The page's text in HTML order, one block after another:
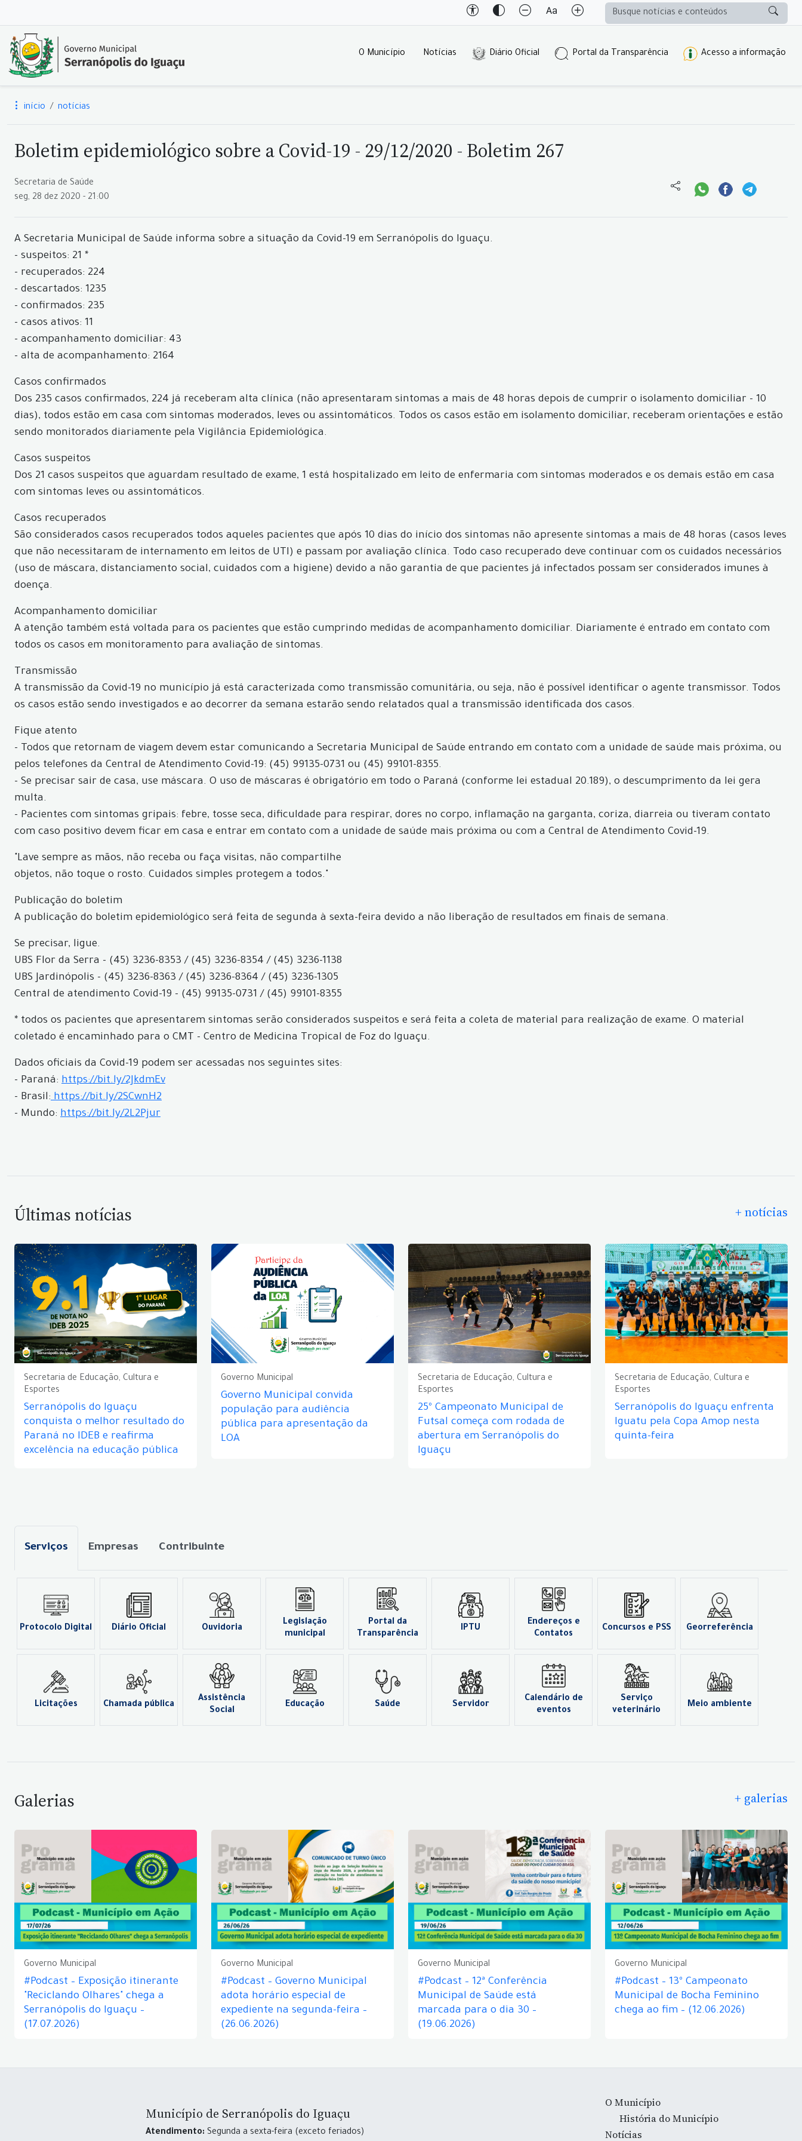
O Município Notícias Diário Oficial Portal da Transparência Acesso a informação
início notícias
Boletim epidemiológico sobre a Covid-19 - 29/12/2020 - Boletim 267
Secretaria de Saúde
seg, 28 dez 2020 - 21:00
A Secretaria Municipal de Saúde informa sobre a situação da Covid-19 em Serranópolis do Iguaçu.
- suspeitos: 21 *
- recuperados: 224
- descartados: 1235
- confirmados: 235
- casos ativos: 11
- acompanhamento domiciliar: 43
- alta de acompanhamento: 2164
Casos confirmados
Dos 235 casos confirmados, 224 já receberam alta clínica (não apresentaram sintomas a mais de 48 horas depois de cumprir o isolamento domiciliar - 10
dias), todos estão em casa com sintomas moderados, leves ou assintomáticos. Todos os casos estão em isolamento domiciliar, receberam orientações e estão
sendo monitorados diariamente pela Vigilância Epidemiológica.
Casos suspeitos
Dos 21 casos suspeitos que aguardam resultado de exame, 1 está hospitalizado em leito de enfermaria com sintomas moderados e os demais estão em casa
com sintomas leves ou assintomáticos.
Casos recuperados
São considerados casos recuperados todos aqueles pacientes que após 10 dias do início dos sintomas não apresente sintomas a mais de 48 horas (casos leves
que não necessitaram de internamento em leitos de UTI) e passam por avaliação clínica. Todo caso recuperado deve continuar com os cuidados necessários
(uso de máscara, distanciamento social, cuidados com a higiene) devido a não garantia de que pacientes já infectados possam ser considerados imunes à
doença.
Acompanhamento domiciliar
A atenção também está voltada para os pacientes que estão cumprindo medidas de acompanhamento domiciliar. Diariamente é entrado em contato com
todos os casos em monitoramento para avaliação de sintomas.
Transmissão
A transmissão da Covid-19 no município já está caracterizada como transmissão comunitária, ou seja, não é possível identificar o agente transmissor. Todos
os casos estão sendo investigados e ao decorrer da semana estarão sendo relatados qual a transmissão identificada dos casos.
Fique atento
- Todos que retornam de viagem devem estar comunicando a Secretaria Municipal de Saúde entrando em contato com a unidade de saúde mais próxima, ou
pelos telefones da Central de Atendimento Covid-19: (45) 99135-0731 ou (45) 99101-8355.
- Se precisar sair de casa, use máscara. O uso de máscaras é obrigatório em todo o Paraná (conforme lei estadual 20.189), o descumprimento da lei gera
multa.
- Pacientes com sintomas gripais: febre, tosse seca, dificuldade para respirar, dores no corpo, inflamação na garganta, coriza, diarreia ou tiveram contato
com caso positivo devem ficar em casa e entrar em contato com a unidade de saúde mais próxima ou com a Central de Atendimento Covid-19.
"Lave sempre as mãos, não receba ou faça visitas, não compartilhe
objetos, não toque o rosto. Cuidados simples protegem a todos."
Publicação do boletim
A publicação do boletim epidemiológico será feita de segunda à sexta-feira devido a não liberação de resultados em finais de semana.
Se precisar, ligue.
UBS Flor da Serra - (45) 3236-8353 / (45) 3236-8354 / (45) 3236-1138
UBS Jardinópolis - (45) 3236-8363 / (45) 3236-8364 / (45) 3236-1305
Central de atendimento Covid-19 - (45) 99135-0731 / (45) 99101-8355
* todos os pacientes que apresentarem sintomas serão considerados suspeitos e será feita a coleta de material para realização de exame. O material
coletado é encaminhado para o CMT - Centro de Medicina Tropical de Foz do Iguaçu.
Dados oficiais da Covid-19 podem ser acessadas nos seguintes sites:
- Paraná: https://bit.ly/2JkdmEv
- Brasil:https://bit.ly/2SCwnH2
- Mundo: https://bit.ly/2L2Pjur
Últimas notícias + notícias
Secretaria de Educação, Cultura e
Esportes
Serranópolis do Iguaçu
conquista o melhor resultado do
Paraná no IDEB e reafirma
excelência na educação pública
Governo Municipal
Governo Municipal convida
população para audiência
pública para apresentação da
LOA
Secretaria de Educação, Cultura e
Esportes
25º Campeonato Municipal de
Futsal começa com rodada de
abertura em Serranópolis do
Iguaçu
Secretaria de Educação, Cultura e
Esportes
Serranópolis do Iguaçu enfrenta
Iguatu pela Copa Amop nesta
quinta-feira
Serviços Empresas Contribuinte
Protocolo Digital Diário Oficial Ouvidoria
Legislação
municipal
Portal da
Transparência
IPTU
Endereços e
Contatos
Concursos e PSS Georreferência
Licitações Chamada pública
Assistência
Social
Educação Saúde Servidor
Calendário de
eventos
Serviço
veterinário
Meio ambiente
Galerias + galerias
Governo Municipal
#Podcast – Exposição itinerante
"Reciclando Olhares" chega a
Serranópolis do Iguaçu –
(17.07.2026)
Governo Municipal
#Podcast – Governo Municipal
adota horário especial de
expediente na segunda-feira –
(26.06.2026)
Governo Municipal
#Podcast – 12ª Conferência
Municipal de Saúde está
marcada para o dia 30 –
(19.06.2026)
Governo Municipal
#Podcast – 13º Campeonato
Municipal de Bocha Feminino
chega ao fim – (12.06.2026)
Município de Serranópolis do Iguaçu
Atendimento: Segunda a sexta-feira (exceto feriados)
O Município
História do Município
Notícias